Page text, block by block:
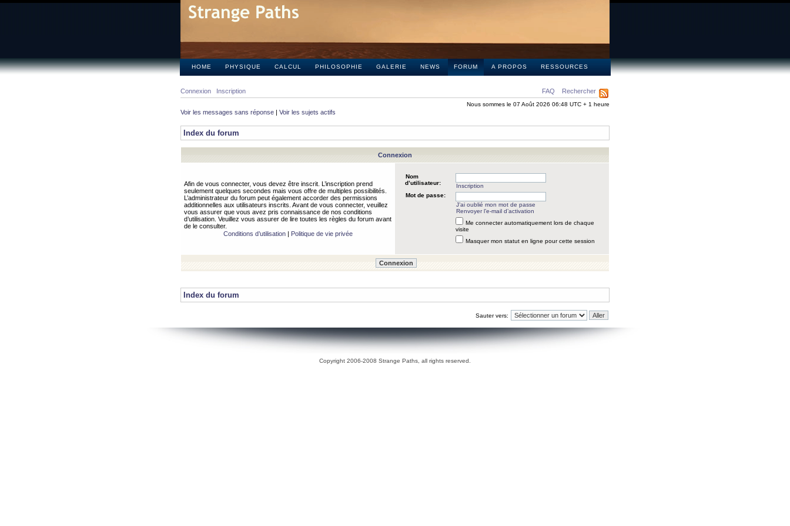
HOME PHYSIQUE CALCUL PHILOSOPHIE GALERIE NEWS FORUM A PROPOS RESSOURCES
FAQ Rechercher
Connexion Inscription
Nous sommes le 07 Août 2026 06:48 UTC + 1 heure
Voir les messages sans réponse | Voir les sujets actifs
Index du forum
Connexion
Afin de vous connecter, vous devez être inscrit. L’inscription prend
seulement quelques secondes mais vous offre de multiples possibilités.
L’administrateur du forum peut également accorder des permissions
additionnelles aux utilisateurs inscrits. Avant de vous connecter, veuillez
vous assurer que vous avez pris connaissance de nos conditions
d’utilisation. Veuillez vous assurer de lire toutes les règles du forum avant
de le consulter.
Conditions d’utilisation| Politique de vie privée
Nom
d’utilisateur:
Inscription
Mot de passe:
J’ai oublié mon mot de passe
Renvoyer l’e-mail d’activation
Me connecter automatiquement lors de chaque
visite
Masquer mon statut en ligne pour cette session
Index du forum
Sauter vers:
Copyright 2006-2008 Strange Paths, all rights reserved.